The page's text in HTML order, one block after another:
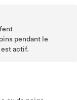
pendant le
actif.